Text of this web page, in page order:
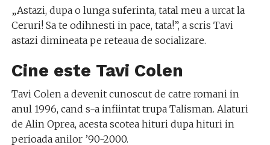
„Astazi, dupa o lunga suferinta, tatal meu a urcat la
Ceruri! Sa te odihnesti in pace, tata!”, a scris Tavi
astazi dimineata pe reteaua de socializare.
Cine este Tavi Colen
Tavi Colen a devenit cunoscut de catre romani in
anul 1996, cand s-a infiintat trupa Talisman. Alaturi
de Alin Oprea, acesta scotea hituri dupa hituri in
perioada anilor ’90-2000.